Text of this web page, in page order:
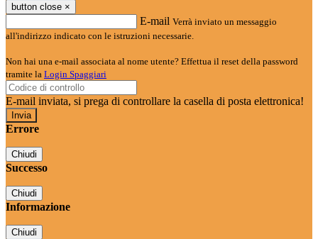
button close ×
E-mail Verrà inviato un messaggio
all'indirizzo indicato con le istruzioni necessarie.
Non hai una e-mail associata al nome utente? Effettua il reset della password
tramite la Login Spaggiari
E-mail inviata, si prega di controllare la casella di posta elettronica!
Errore
Chiudi
Successo
Chiudi
Informazione
Chiudi